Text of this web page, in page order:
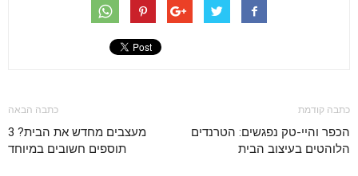
כתבה קודמת
הכפר והיי-טק נפגשים: הטרנדים
הלוהטים בעיצוב הבית
כתבה הבאה
מעצבים מחדש את הבית? 3
תוספים חשובים במיוחד